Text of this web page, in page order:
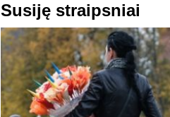
Susiję straipsniai